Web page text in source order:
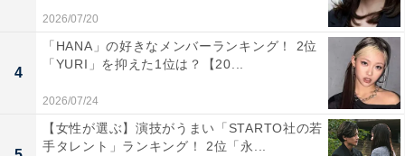
2026/07/20
4
「HANA」の好きなメンバーランキング！ 2位
「YURI」を抑えた1位は？【20...
2026/07/24
【女性が選ぶ】演技がうまい「STARTO社の若
手タレント」ランキング！ 2位「永...